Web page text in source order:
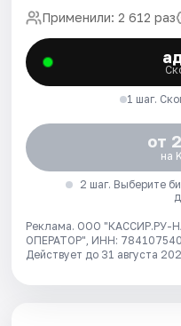
Применили: 2 612 раз
1 шаг.
от
на
2 шаг. Выберите
Реклама. ООО
ОПЕРАТОР", ИНН:
Действует до 31 августа